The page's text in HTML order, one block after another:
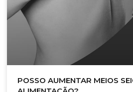
POSSO AUMENTAR MEIOS